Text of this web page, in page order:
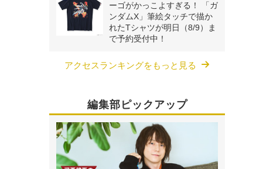
ーゴがかっこよすぎる！ 「ガ
ンダムX」筆絵タッチで描か
れたTシャツが明日（8/9）ま
で予約受付中！
アクセスランキングをもっと見る
編集部ピックアップ